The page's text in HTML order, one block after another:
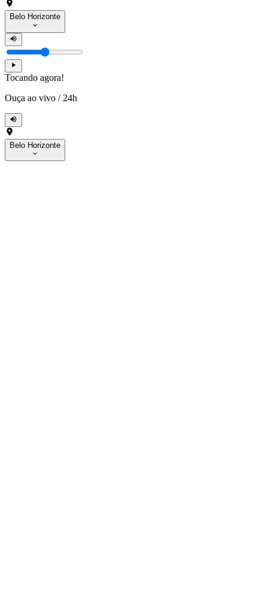
Belo Horizonte
Tocando agora!
Ouça ao vivo / 24h
Belo Horizonte